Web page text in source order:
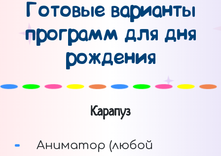
Готовые варианты
программ для дня
рождения
Карапуз
Аниматор (любой